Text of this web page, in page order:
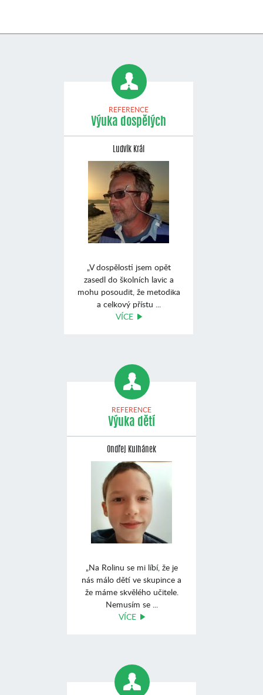
REFERENCE
Výuka dospělých
Ludvík Král
„V dospělosti jsem opět
zasedl do školních lavic a
mohu posoudit, že metodika
a celkový přístu ...
VÍCE
REFERENCE
Výuka dětí
Ondřej Kulhánek
„Na Rolinu se mi líbí, že je
nás málo dětí ve skupince a
že máme skvělého učitele.
Nemusím se ...
VÍCE